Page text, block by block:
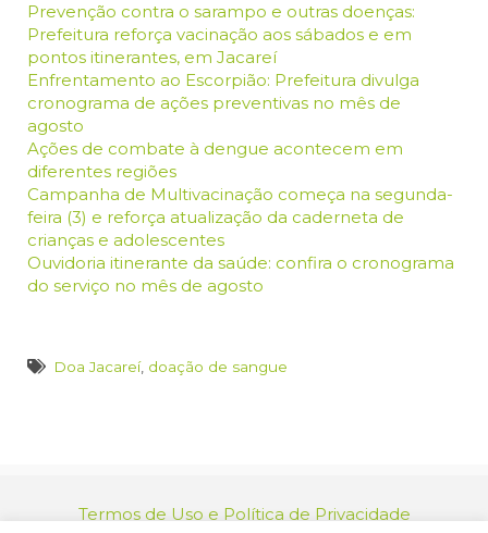
Prevenção contra o sarampo e outras doenças:
Prefeitura reforça vacinação aos sábados e em
pontos itinerantes, em Jacareí
Enfrentamento ao Escorpião: Prefeitura divulga
cronograma de ações preventivas no mês de
agosto
Ações de combate à dengue acontecem em
diferentes regiões
Campanha de Multivacinação começa na segunda-
feira (3) e reforça atualização da caderneta de
crianças e adolescentes
Ouvidoria itinerante da saúde: confira o cronograma
do serviço no mês de agosto
Doa Jacareí, doação de sangue
Termos de Uso e Política de Privacidade